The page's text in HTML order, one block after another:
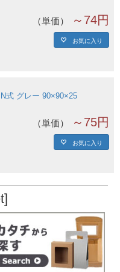
単価 ～74円
お気に入り
式 グレー 90×90×25
単価 ～75円
お気に入り